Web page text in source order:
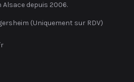
Alsace depuis 2006.
(Uniquement sur RDV)